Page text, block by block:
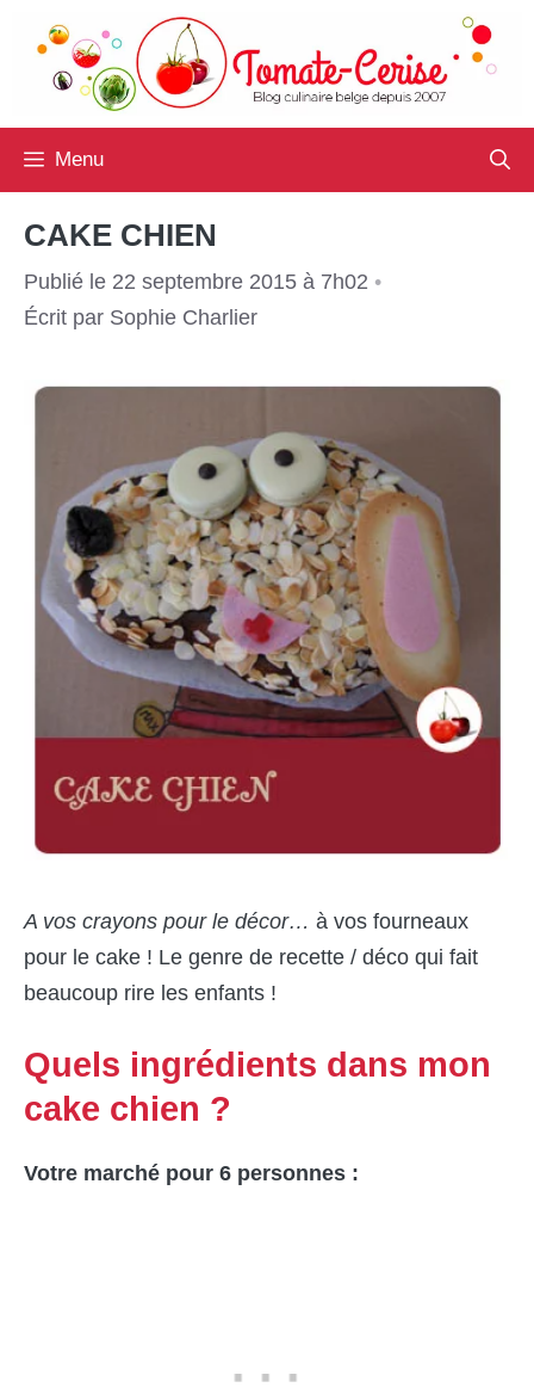
contenu
Menu
CAKE CHIEN
Publié le 22 septembre 2015 à 7h02 •
Écrit par Sophie Charlier
A vos crayons pour le décor… à vos fourneaux
pour le cake ! Le genre de recette / déco qui fait
beaucoup rire les enfants !
Quels ingrédients dans mon
cake chien ?
Votre marché pour 6 personnes :